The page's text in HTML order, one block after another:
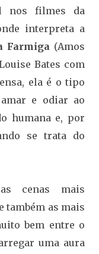
nos filmes da
interpreta a
Farmiga (Amos
Bates com
ela é o tipo
e odiar ao
humana e, por
se trata do
cenas mais
também as mais
bem entre o
uma aura